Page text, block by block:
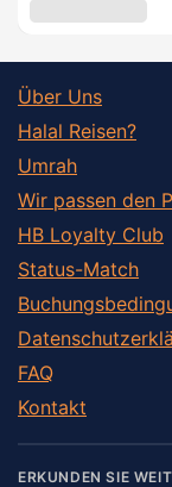
Über Uns
Halal Reisen?
Umrah
Wir passen den
HB Loyalty Club
Status-Match
FAQ
Kontakt
ERKUNDEN SIE